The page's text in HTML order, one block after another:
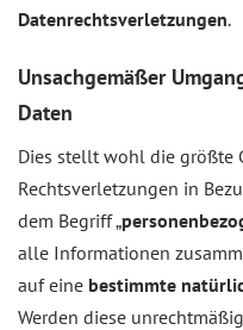
Datenrechtsverletzungen.
Unsachgemäßer
Daten
Dies stellt wohl die größte
Rechtsverletzungen in
dem Begriff „
alle Informationen
auf eine bestimmte
Werden diese